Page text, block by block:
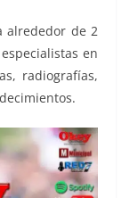
alrededor de 2
en
radiografías,